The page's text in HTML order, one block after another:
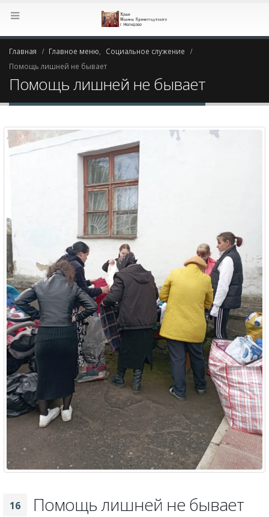
Главная Главное меню,
Социальное служение
Помощь лишней не бывает
Помощь лишней не бывает
16 Помощь лишней не бывает